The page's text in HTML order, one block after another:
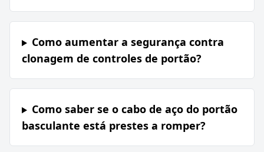
Como aumentar a segurança contra
clonagem de controles de portão?
Como saber se o cabo de aço do portão
basculante está prestes a romper?